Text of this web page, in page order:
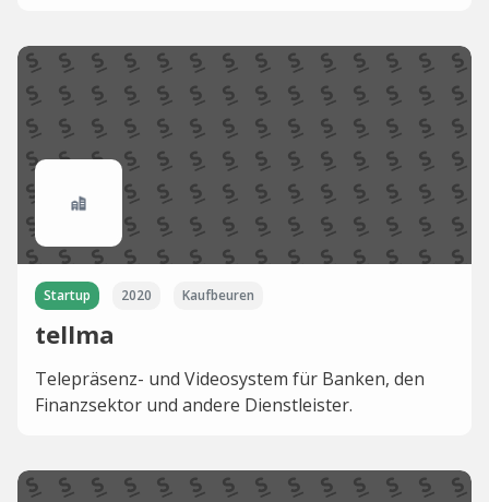
Startup 2020 Kaufbeuren
tellma
Telepräsenz- und Videosystem für Banken, den
Finanzsektor und andere Dienstleister.